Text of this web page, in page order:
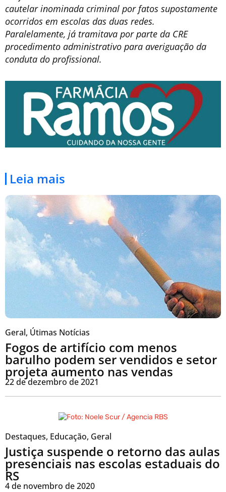
cautelar inominada criminal por fatos supostamente
ocorridos em escolas das duas redes.
Paralelamente, já tramitava por parte da CRE
procedimento administrativo para averiguação da
conduta do profissional.
Leia mais
Geral, Útimas Notícias
Fogos de artifício com menos
barulho podem ser vendidos e setor
projeta aumento nas vendas
22 de dezembro de 2021
Destaques, Educação, Geral
Justiça suspende o retorno das aulas
presenciais nas escolas estaduais do
RS
4 de novembro de 2020